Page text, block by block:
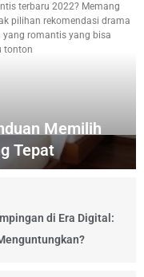
terbaru 2022? Memang
pilihan rekomendasi drama
yang romantis yang bisa
tonton
Memilih
Tepat
di Era Digital: